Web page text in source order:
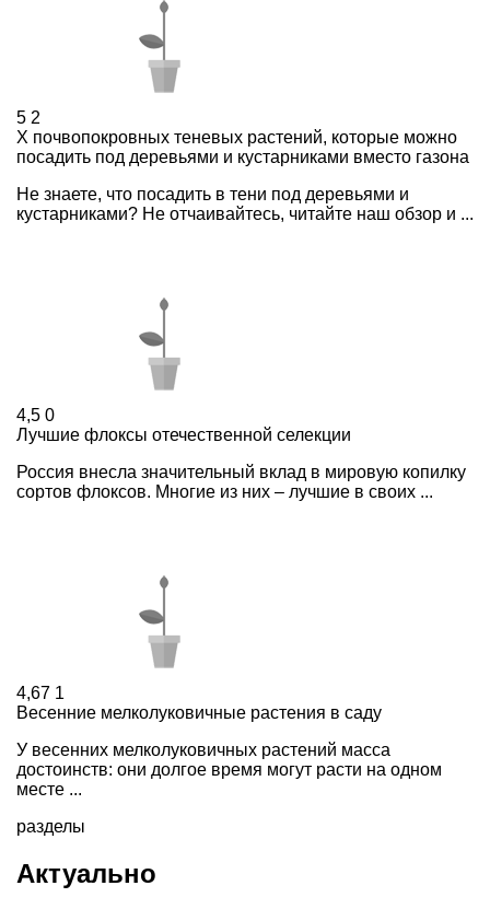
5 2
X почвопокровных теневых растений, которые можно
посадить под деревьями и кустарниками вместо газона
Не знаете, что посадить в тени под деревьями и
кустарниками? Не отчаивайтесь, читайте наш обзор и ...
4,5 0
Лучшие флоксы отечественной селекции
Россия внесла значительный вклад в мировую копилку
сортов флоксов. Многие из них – лучшие в своих ...
4,67 1
Весенние мелколуковичные растения в саду
У весенних мелколуковичных растений масса
достоинств: они долгое время могут расти на одном
месте ...
разделы
Актуально